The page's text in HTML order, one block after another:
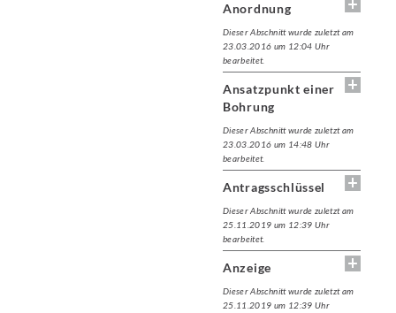
Anordnung
Dieser Abschnitt wurde zuletzt am
23.03.2016 um 12:04 Uhr
bearbeitet.
Ansatzpunkt einer
Bohrung
Dieser Abschnitt wurde zuletzt am
23.03.2016 um 14:48 Uhr
bearbeitet.
Antragsschlüssel
Dieser Abschnitt wurde zuletzt am
25.11.2019 um 12:39 Uhr
bearbeitet.
Anzeige
Dieser Abschnitt wurde zuletzt am
25.11.2019 um 12:39 Uhr